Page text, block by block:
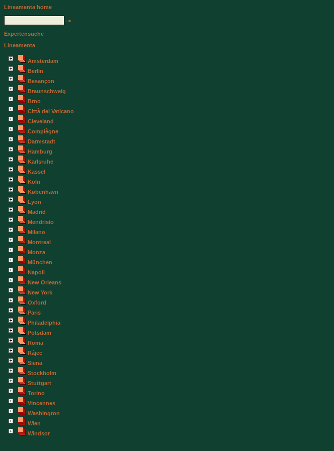
Lineamenta home
->
Expertensuche
Lineamenta
Amsterdam
Berlin
Besançon
Braunschweig
Brno
Città del Vaticano
Cleveland
Compiègne
Darmstadt
Hamburg
Karlsruhe
Kassel
Köln
København
Lyon
Madrid
Mendrisio
Milano
Montreal
Monza
München
Napoli
New Orleans
New York
Oxford
Paris
Philadelphia
Potsdam
Roma
Rájec
Siena
Stockholm
Stuttgart
Torino
Vincennes
Washington
Wien
Windsor